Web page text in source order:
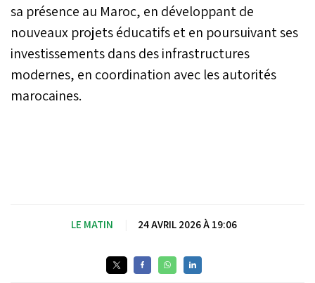
sa présence au Maroc, en développant de
nouveaux projets éducatifs et en poursuivant ses
investissements dans des infrastructures
modernes, en coordination avec les autorités
marocaines.
LE MATIN 24 AVRIL 2026 À 19:06